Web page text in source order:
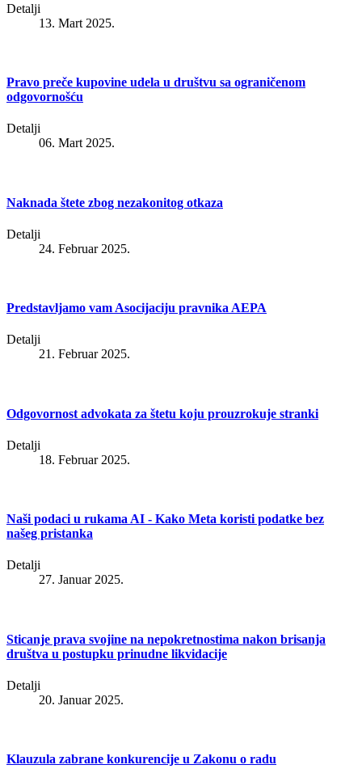
Detalji
13. Mart 2025.
Pravo preče kupovine udela u društvu sa ograničenom
odgovornošću
Detalji
06. Mart 2025.
Naknada štete zbog nezakonitog otkaza
Detalji
24. Februar 2025.
Predstavljamo vam Asocijaciju pravnika AEPA
Detalji
21. Februar 2025.
Odgovornost advokata za štetu koju prouzrokuje stranki
Detalji
18. Februar 2025.
Naši podaci u rukama AI - Kako Meta koristi podatke bez
našeg pristanka
Detalji
27. Januar 2025.
Sticanje prava svojine na nepokretnostima nakon brisanja
društva u postupku prinudne likvidacije
Detalji
20. Januar 2025.
Klauzula zabrane konkurencije u Zakonu o radu